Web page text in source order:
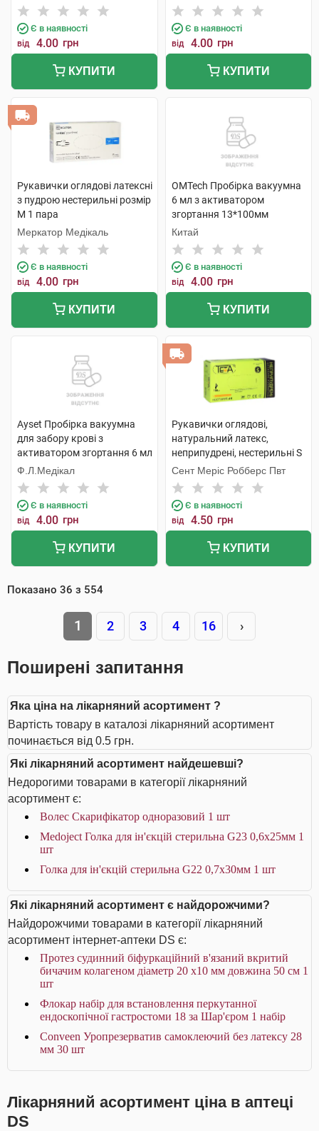
Є в наявності
від 4.00 грн
КУПИТИ
Метіріелс
Є в наявності
від 4.00 грн
КУПИТИ
Рукавички оглядові латексні
з пудрою нестерильні розмір
М 1 пара
Меркатор Медікаль
Є в наявності
від 4.00 грн
КУПИТИ
OMTech Пробірка вакуумна
6 мл з активатором
згортання 13*100мм
стерильна з червоною
кришкою 1 шт
Китай
Є в наявності
від 4.00 грн
КУПИТИ
Ayset Пробірка вакуумна
для забору крові з
активатором згортання 6 мл
13х100 мм 1 шт
Ф.Л.Медікал
Є в наявності
від 4.00 грн
КУПИТИ
Рукавички оглядові,
натуральний латекс,
неприпудрені, нестерильні S
1 пара
Сент Меріс Робберс Пвт
Є в наявності
від 4.50 грн
КУПИТИ
Показано 36 з 554
1 2 3 4 16 ›
Поширені запитання
Яка ціна на лікарняний асортимент ?
Вартість товару в каталозі лікарняний асортимент
починається від 0.5 грн.
Які лікарняний асортимент найдешевші?
Недорогими товарами в категорії лікарняний
асортимент є:
Волес Скарифікатор одноразовий 1 шт
Medoject Голка для ін'єкцій стерильна G23 0,6х25мм 1
шт
Голка для ін'єкцій стерильна G22 0,7х30мм 1 шт
Які лікарняний асортимент є найдорожчими?
Найдорожчими товарами в категорії лікарняний
асортимент інтернет-аптеки DS є:
Протез судинний біфуркаційний в'язаний вкритий
бичачим колагеном діаметр 20 х10 мм довжина 50 см 1
шт
Флокар набір для встановлення перкутанної
ендоскопічної гастростоми 18 за Шар'єром 1 набір
Conveen Уропрезерватив самоклеючий без латексу 28
мм 30 шт
Лікарняний асортимент ціна в аптеці
DS